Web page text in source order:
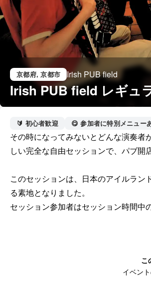
京都府, 京都市 Irish PUB field
Irish PUB field レギュ
🔰 初心者歓迎 😋 参加者に特別メニュー
その時になってみないとどんな演奏
しい完全な自由セッションで、パブ開
このセッションは、日本のアイルラ
る素地となりました。
セッション参加者はセッション時間中
こ
イベン